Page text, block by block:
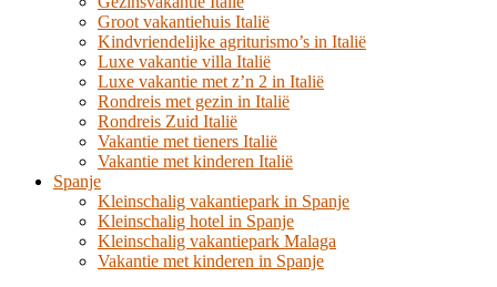
Groot vakantiehuis Italië
Kindvriendelijke agriturismo’s in Italië
Luxe vakantie villa Italië
Luxe vakantie met z’n 2 in Italië
Rondreis met gezin in Italië
Rondreis Zuid Italië
Vakantie met tieners Italië
Vakantie met kinderen Italië
Spanje
Kleinschalig vakantiepark in Spanje
Kleinschalig hotel in Spanje
Kleinschalig vakantiepark Malaga
Vakantie met kinderen in Spanje